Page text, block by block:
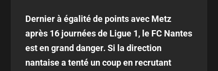
Dernier à égalité de points avec Metz
après 16 journées de Ligue 1, le FC Nantes
est en grand danger. Si la direction
nantaise a tenté un coup en recrutant